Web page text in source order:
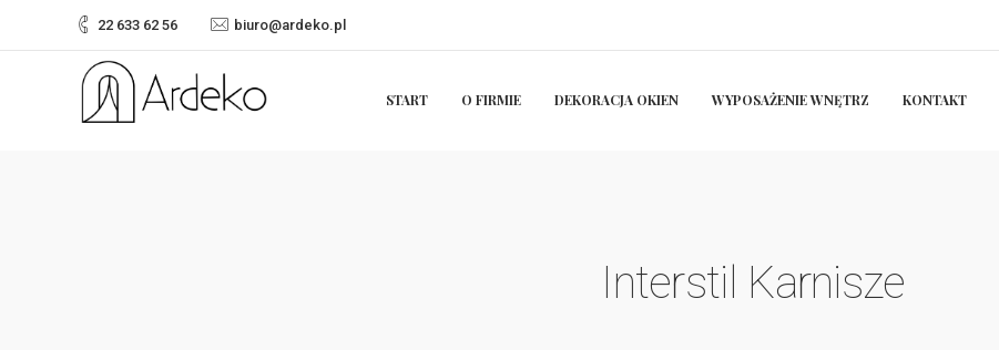
22 633 62 56 biuro@ardeko.pl
START O FIRMIE DEKORACJA OKIEN WYPOSAŻENIE WNĘTRZ KONTAKT
Interstil Karnisze